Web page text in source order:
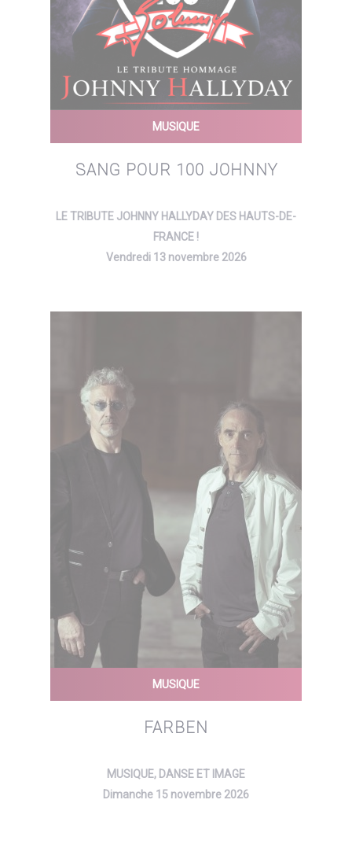
MUSIQUE
SANG POUR 100 JOHNNY
LE TRIBUTE JOHNNY HALLYDAY DES HAUTS-DE-
FRANCE !
Vendredi 13 novembre 2026
MUSIQUE
FARBEN
MUSIQUE, DANSE ET IMAGE
Dimanche 15 novembre 2026